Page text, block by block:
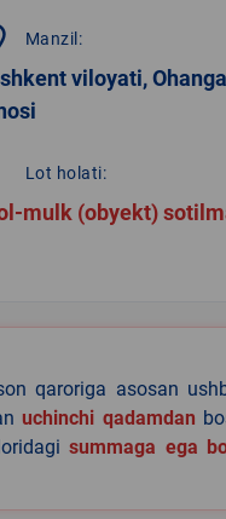
Manzil:
viloyati,
Lot holati:
mulk (obyekt)
qaroriga asosan
uchinchi qadamdan
summaga ega